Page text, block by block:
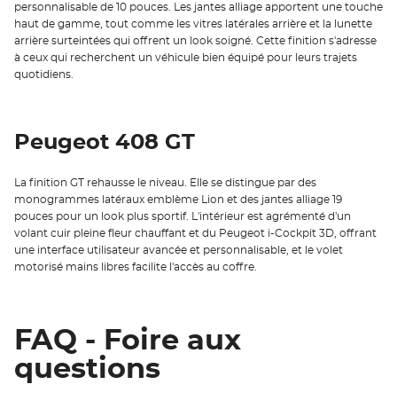
personnalisable de 10 pouces. Les jantes alliage apportent une touche
haut de gamme, tout comme les vitres latérales arrière et la lunette
arrière surteintées qui offrent un look soigné. Cette finition s'adresse
à ceux qui recherchent un véhicule bien équipé pour leurs trajets
quotidiens.
Peugeot 408 GT
La finition GT rehausse le niveau. Elle se distingue par des
monogrammes latéraux emblème Lion et des jantes alliage 19
pouces pour un look plus sportif. L'intérieur est agrémenté d'un
volant cuir pleine fleur chauffant et du Peugeot i-Cockpit 3D, offrant
une interface utilisateur avancée et personnalisable, et le volet
motorisé mains libres facilite l'accès au coffre.
FAQ - Foire aux
questions